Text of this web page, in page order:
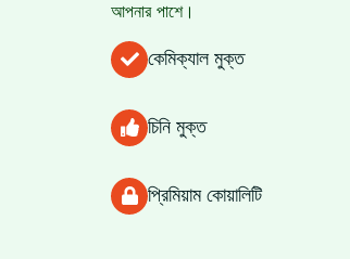
আপনার পাশে।
কেমিক্যাল মুক্ত
চিনি মুক্ত
প্রিমিয়াম কোয়ালিটি